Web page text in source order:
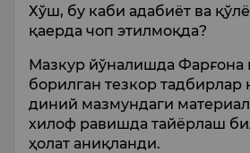
Хўш, бу каби адабиёт ва
қаерда чоп этилмоқда?
Мазкур йўналишда Фарғона
борилган тезкор тадбирлар
диний мазмундаги
хилоф равишда тайёрлаш
ҳолат аниқланди.